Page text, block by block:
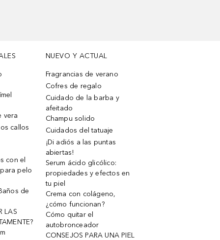
vera
callos
con el
pelo
de
LAS
NUEVO Y ACTUAL
Fragrancias de verano
Cofres de regalo
Cuidado de la barba y
afeitado
Champu solido
Cuidados del tatuaje
¡Di adiós a las puntas
abiertas!
Serum ácido glicólico:
propiedades y efectos en
tu piel
Crema con colágeno,
¿cómo funcionan?
Cómo quitar el
autobronceador
CONSEJOS PARA UNA PIEL